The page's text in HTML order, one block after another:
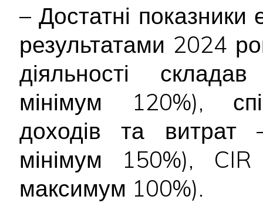
– Достатні показники
результатами 2024
діяльності
мінімум 120%),
доходів та витрат
мінімум 150%),
максимум 100%).